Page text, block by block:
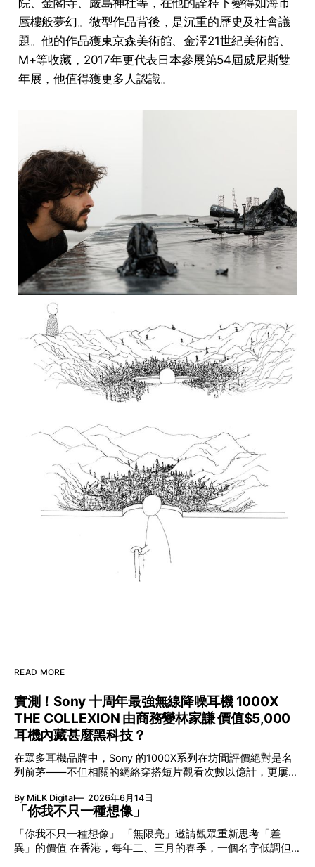
蜃樓般夢幻。微型作品背後，是沉重的歷史及社會議
題。他的作品獲東京森美術館、金澤21世紀美術館、
M+等收藏，2017年更代表日本參展第54屆威尼斯雙
年展，他值得獲更多人認識。
READ MORE
實測！Sony 十周年最強無線降噪耳機 1000X
THE COLLEXION 由商務變林家謙 價值$5,000
耳機內藏甚麼黑科技？
在眾多耳機品牌中，Sony 的1000X系列在坊間評價絕對是名
列前茅——不但相關的網絡穿搭短片觀看次數以億計，更屢獲
VGP 金獎，也是 Amazon 折扣日的大熱推介。
By MiLK Digital 2026年6月14日
「你我不只一種想像」
「你我不只一種想像」 「無限亮」邀請觀眾重新思考「差
異」的價值 在香港，每年二、三月的春季，一個名字低調但